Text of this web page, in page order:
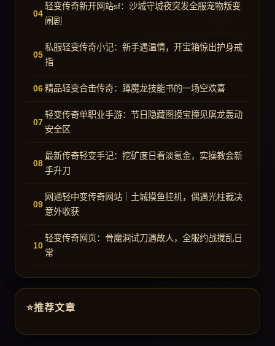
轻变传奇新开网站sf：沙城守城夜突发全服宠物叛变
闹剧
私服轻变传奇小记：新手遇温情，开宝箱惊出护身戒
指
精品轻变合击传奇：蹲魔龙技能书的一场空欢喜
轻变传奇单职业手游：节日隐藏图摸宝撞见屠龙轰动
安全区
最新传奇轻变手记：挖矿度日看淡氪金，实操教会新
手升刀
网通轻中变传奇网站｜土城摸鱼挂机，偶遇光柱裁决
意外收获
轻变传奇网页：骨魔洞试刀遇故人，全服约战搅乱日
常
推荐文章